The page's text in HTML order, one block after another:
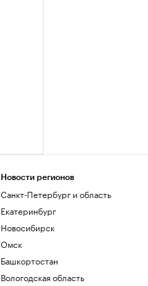
Новости регионов
Санкт-Петербург и область
Екатеринбург
Новосибирск
Омск
Башкортостан
Вологодская область